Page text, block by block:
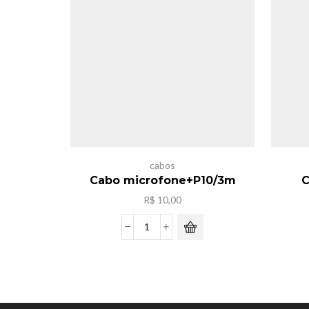
cabos
Cabo microfone+P10/3m
R$ 10,00
Cabo